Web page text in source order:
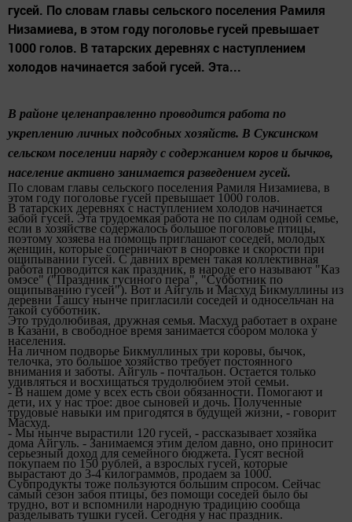
гусей. По словам главы сельского поселения Рамиля
Низамиева, в этом году поголовье гусей превышает
1000 голов. В татарских деревнях с наступлением
холодов начинается забой гусей. Эта...
В районе целенаправленно проводится работа по
укреплению личных подсобных хозяйств. В Суксинском
сельском поселении наряду с содержанием коров и бычков,
население активно занимается разведением гусей.
По словам главы сельского поселения Рамиля Низамиева, в
этом году поголовье гусей превышает 1000 голов.
В татарских деревнях с наступлением холодов начинается
забой гусей. Эта трудоемкая работа не по силам одной семье,
если в хозяйстве содержалось большое поголовье птицы,
поэтому хозяева на помощь приглашают соседей, молодых
җенщин, которые соперничают в сноровке и скорости при
ощипывании гусей. С давних времен такая коллективная
работа проводится как праздник, в народе его называют "Каз
омэсе" ("Праздник гусиного пера", "Субботник по
ощипыванию гусей"). Вот и Айгуль и Масхуд Бикмуллины из
деревни Ташсу нынче пригласили соседей и односельчан на
такой субботник.
Это трудолюбивая, дружная семья. Масхуд работает в охране
в Казани, в свободное время занимается сбором молока у
населения.
На личном подворье Бикмуллиных три коровы, бычок,
телочка, это большое хозяйство требует постоянного
внимания и заботы. Айгуль - почтальон. Остается только
удивляться и восхищаться трудолюбием этой семьи.
- В нашем доме у всех есть свои обязанности. Помогают и
дети, их у нас трое: двое сыновей и дочь. Полученные
трудовые навыки им пригодятся в будущей жизни, - говорит
Масхуд.
- Мы нынче вырастили 120 гусей, - рассказывает хозяйка
дома Айгуль. - Занимаемся этим делом давно, оно приносит
серьезный доход для семейного бюджета. Гусят весной
покупаем по 150 рублей, а взрослых гусей, которые
вырастают до 3-4 килограммов, продаем за 1000.
Субпродукты тоже пользуются большим спросом. Сейчас
самый сезон забоя птицы, без помощи соседей было бы
трудно, вот и вспомнили народную традицию сообща
разделывать тушки гусей. Сегодня у нас праздник.